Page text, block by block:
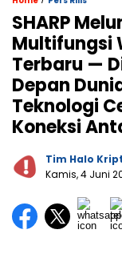
SHARP
Multifungsi
Terbaru —
Depan
Teknologi
Koneksi
Tim Halo
Kamis, 4 Juni